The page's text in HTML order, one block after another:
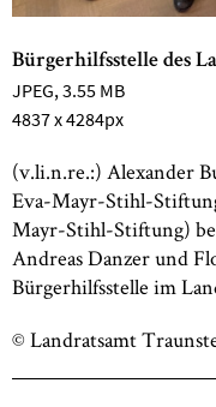
Bürgerhilfsstelle des
JPEG, 3.55 MB
4837 x 4284px
(v.li.n.re.:) Alexander
Eva-Mayr-Stihl-
Mayr-Stihl-Stiftung)
Andreas Danzer und
Bürgerhilfsstelle im
© Landratsamt